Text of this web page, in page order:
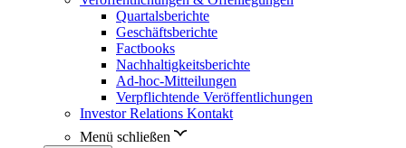
Quartalsberichte
Geschäftsberichte
Factbooks
Nachhaltigkeitsberichte
Ad-hoc-Mitteilungen
Verpflichtende Veröffentlichungen
Investor Relations Kontakt
Menü schließen